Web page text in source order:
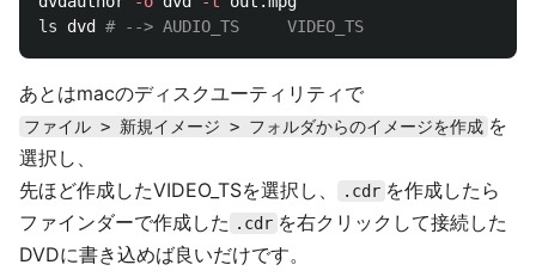
ls dvd # --> AUDIO_TS     VIDEO_TS
あとはmacのディスクユーティリティで
ファイル > 新規イメージ > フォルダからのイメージを作成 を
選択し、
先ほど作成したVIDEO_TSを選択し、
.cdr を作成したら
ファインダーで作成した .cdr を右クリックして接続した
DVDに書き込めば良いだけです。